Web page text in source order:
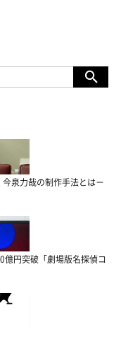
泉力哉の制作手法とは－
億円突破「劇場版名探偵コ